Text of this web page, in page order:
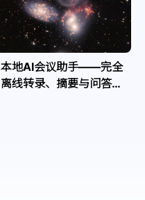
本地AI会议助手——完全
离线转录、摘要与问答，